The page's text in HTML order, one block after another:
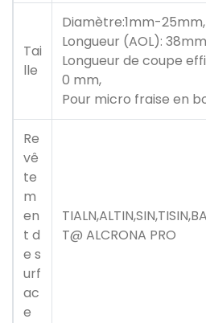
Tai
lle
Diamètre:1mm-25mm,
Longueur (AOL):
Longueur de coupe
0 mm,
Pour micro fraise en
Re
vê
te
m
en
t d
e s
urf
ac
e
T@ ALCRONA PRO